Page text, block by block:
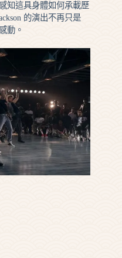
知這具身體如何承載歷
的演出不再只是
動。